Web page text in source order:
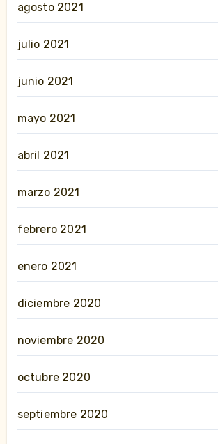
agosto 2021
julio 2021
junio 2021
mayo 2021
abril 2021
marzo 2021
febrero 2021
enero 2021
diciembre 2020
noviembre 2020
octubre 2020
septiembre 2020